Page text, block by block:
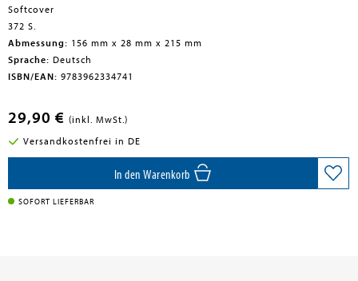
submenu
submenu
submenu
Softcover
372 S.
Abmessung: 156 mm x 28 mm x 215 mm
Sprache: Deutsch
ISBN/EAN: 9783962334741
29,90 € (inkl. MwSt.)
Versandkostenfrei in DE
In den Warenkorb
SOFORT LIEFERBAR